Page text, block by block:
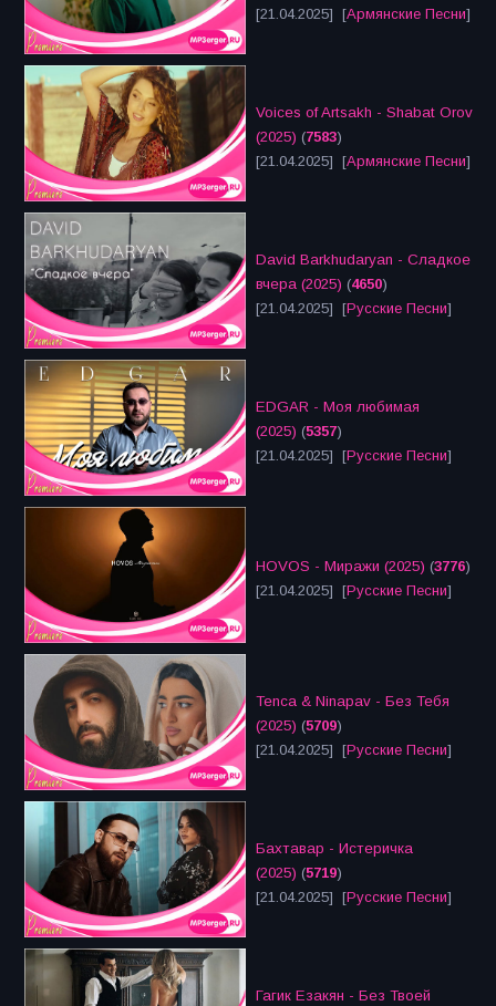
[21.04.2025] [Армянские Песни]
Voices of Artsakh - Shabat Orov
(2025) (7583)
[21.04.2025] [Армянские Песни]
David Barkhudaryan - Сладкое
вчера (2025) (4650)
[21.04.2025] [Русские Песни]
EDGAR - Моя любимая
(2025) (5357)
[21.04.2025] [Русские Песни]
HOVOS - Миражи (2025) (3776)
[21.04.2025] [Русские Песни]
Tenca & Ninapav - Без Тебя
(2025) (5709)
[21.04.2025] [Русские Песни]
Бахтавар - Истеричка
(2025) (5719)
[21.04.2025] [Русские Песни]
Гагик Езакян - Без Твоей